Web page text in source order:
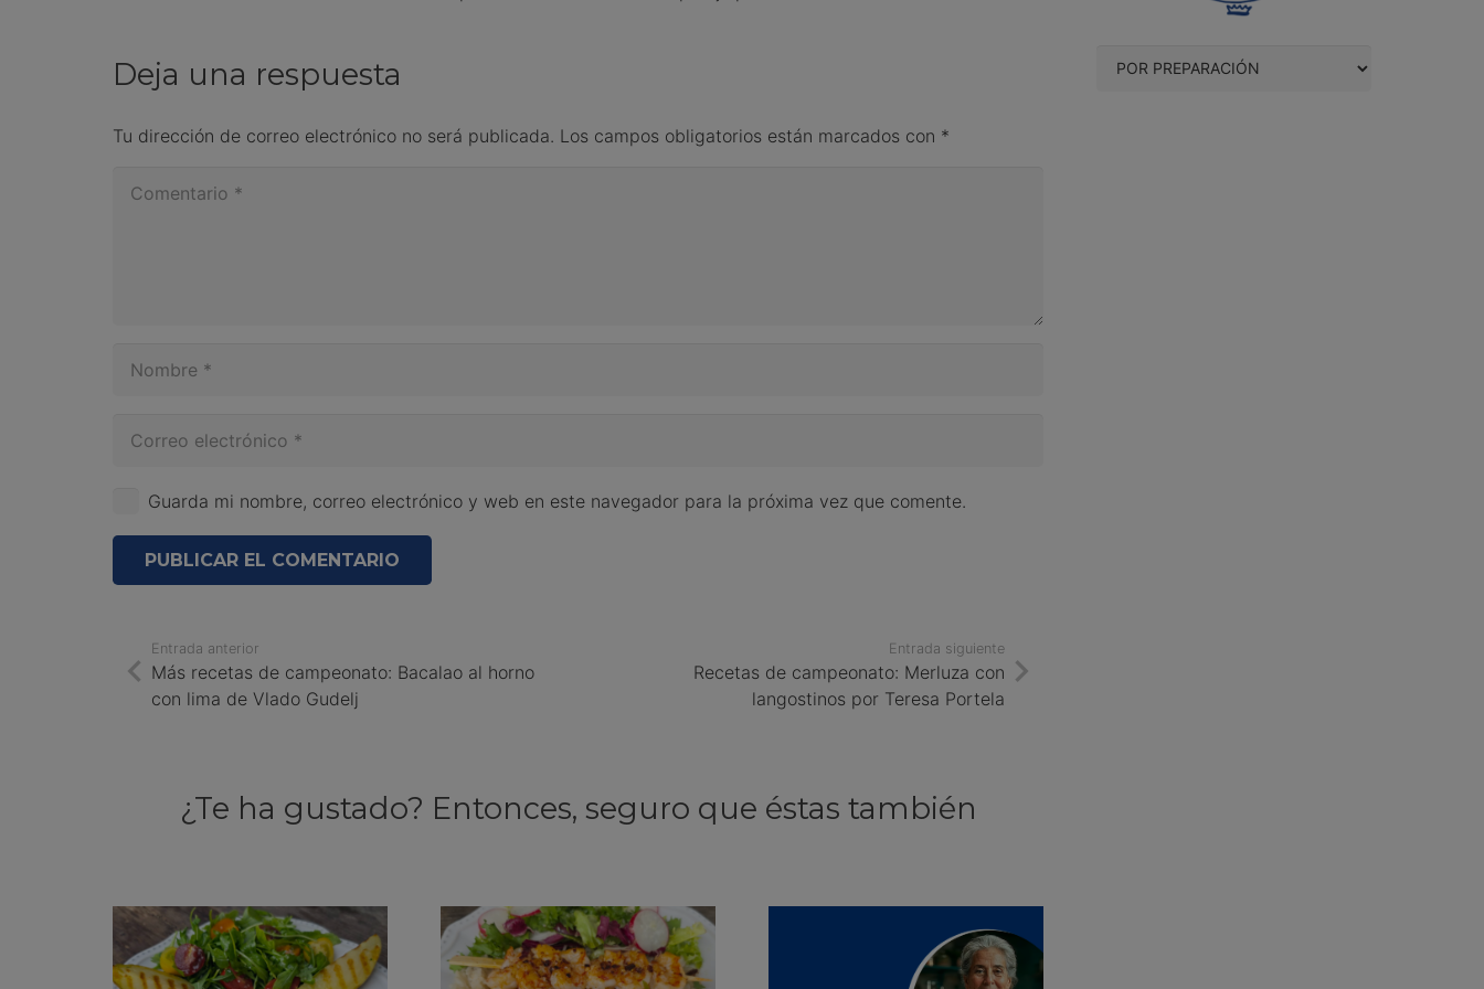
Deja una respuesta
Tu dirección de correo electrónico no será publicada. Los campos obligatorios están marcados con *
Guarda mi nombre, correo electrónico y web en este navegador para la próxima vez que comente.
PUBLICAR EL COMENTARIO
Entrada anterior
Más recetas de campeonato: Bacalao al horno
con lima de Vlado Gudelj
Entrada siguiente
Recetas de campeonato: Merluza con
langostinos por Teresa Portela
¿Te ha gustado? Entonces, seguro que éstas también